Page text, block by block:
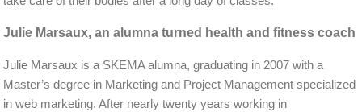
Julie Marsaux, an alumna turned health and fitness coach
Julie Marsaux is a SKEMA alumna, graduating in 2007 with a
Master’s degree in Marketing and Project Management specialized
in web marketing. After nearly twenty years working in